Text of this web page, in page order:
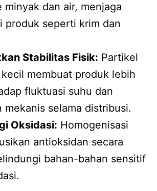
minyak dan air, menjaga
produk seperti krim dan
Stabilitas Fisik: Partikel
membuat produk lebih
fluktuasi suhu dan
mekanis selama distribusi.
Oksidasi: Homogenisasi
antioksidan secara
bahan-bahan sensitif